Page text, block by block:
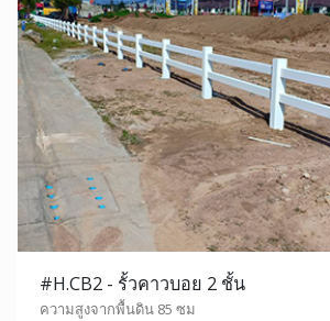
#H.CB2 - รั้วคาวบอย 2 ชั้น
ความสูงจากพื้นดิน 85 ซม